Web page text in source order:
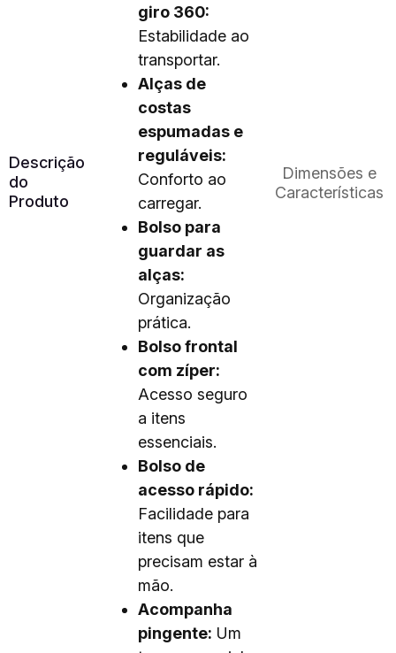
Descrição
do
Produto
giro 360:
Estabilidade ao
transportar.
Alças de
costas
espumadas e
reguláveis:
Conforto ao
carregar.
Bolso para
guardar as
alças:
Organização
prática.
Bolso frontal
com zíper:
Acesso seguro
a itens
essenciais.
Bolso de
acesso rápido:
Facilidade para
itens que
precisam estar à
mão.
Acompanha
pingente: Um
Dimensões e
Características